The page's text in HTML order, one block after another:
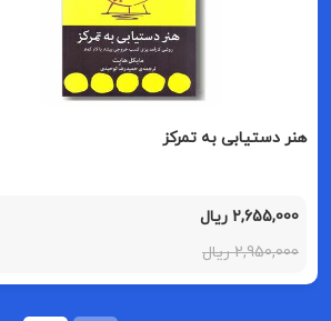
هنر دستیابی به تمرکز
2,655,000 ریال
2,950,000 ریال